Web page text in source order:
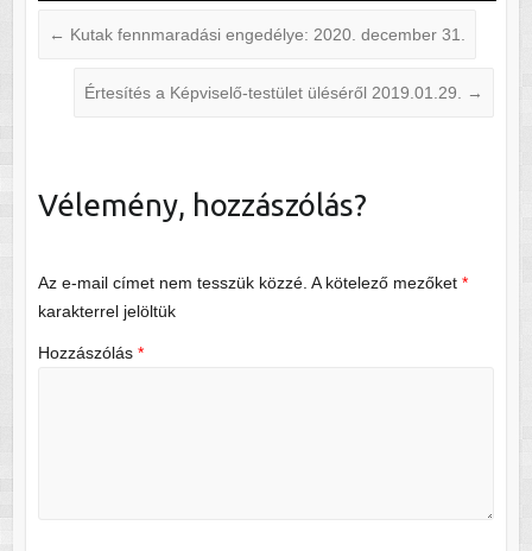
← Kutak fennmaradási engedélye: 2020. december 31.
Értesítés a Képviselő-testület üléséről 2019.01.29. →
Vélemény, hozzászólás?
Az e-mail címet nem tesszük közzé. A kötelező mezőket *
karakterrel jelöltük
Hozzászólás *